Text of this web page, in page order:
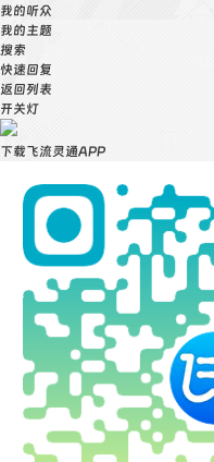
我的听众
我的主题
搜索
快速回复
返回列表
开关灯
下载飞流灵通APP